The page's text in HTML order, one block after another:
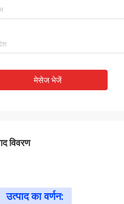
मेसेज भेजें
विवरण
उत्पाद का वर्णन: